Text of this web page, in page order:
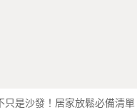
只是沙發！居家放鬆必備清單